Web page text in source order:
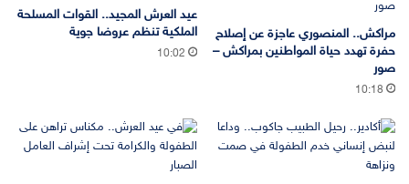
مراكش.. المنصوري عاجزة عن إصلاح
حفرة تهدد حياة المواطنين بمراكش –
صور
10:18
عيد العرش المجيد.. القوات المسلحة
الملكية تنظم عروضا جوية
10:02